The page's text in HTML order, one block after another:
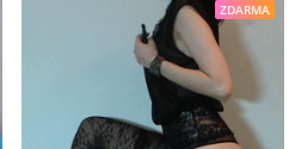
ZDARMA